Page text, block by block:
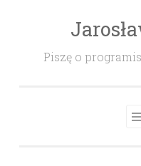
Piszę o